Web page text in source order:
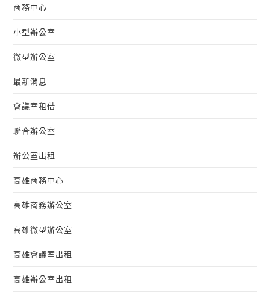
商務中心
小型辦公室
微型辦公室
最新消息
會議室租借
聯合辦公室
辦公室出租
高雄商務中心
高雄商務辦公室
高雄微型辦公室
高雄會議室出租
高雄辦公室出租